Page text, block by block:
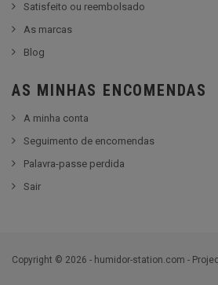
Satisfeito ou reembolsado
As marcas
Blog
AS MINHAS ENCOMENDAS
A minha conta
Seguimento de encomendas
Palavra-passe perdida
Sair
Copyright © 2026 - humidor-station.com -